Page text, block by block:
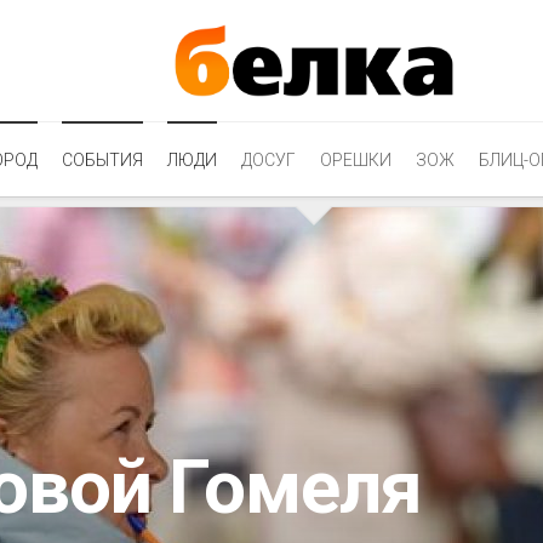
СОБЫТИЯ ЛЮДИ ДОСУГ ОРЕШКИ ЗОЖ БЛИЦ-
Гомеля